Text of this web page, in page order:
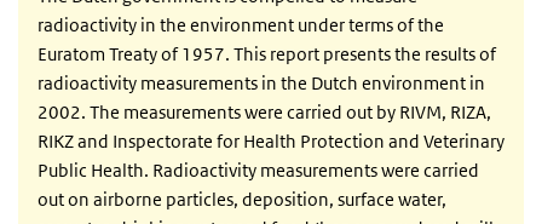
radioactivity in the environment under terms of the
Euratom Treaty of 1957. This report presents the results of
radioactivity measurements in the Dutch environment in
2002. The measurements were carried out by RIVM, RIZA,
RIKZ and Inspectorate for Health Protection and Veterinary
Public Health. Radioactivity measurements were carried
out on airborne particles, deposition, surface water,